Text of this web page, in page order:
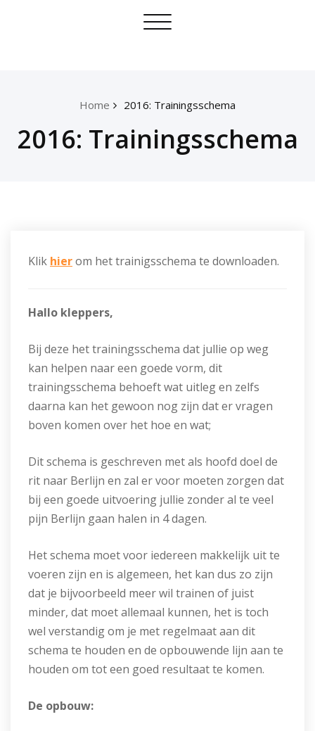
Toggle
Home 2016: Trainingsschema
2016: Trainingsschema
Klik hierom het trainigsschema te downloaden.
Hallo kleppers,
Bij deze het trainingsschema dat jullie op weg
kan helpen naar een goede vorm, dit
trainingsschema behoeft wat uitleg en zelfs
daarna kan het gewoon nog zijn dat er vragen
boven komen over het hoe en wat;
Dit schema is geschreven met als hoofd doel de
rit naar Berlijn en zal er voor moeten zorgen dat
bij een goede uitvoering jullie zonder al te veel
pijn Berlijn gaan halen in 4 dagen.
Het schema moet voor iedereen makkelijk uit te
voeren zijn en is algemeen, het kan dus zo zijn
dat je bijvoorbeeld meer wil trainen of juist
minder, dat moet allemaal kunnen, het is toch
wel verstandig om je met regelmaat aan dit
schema te houden en de opbouwende lijn aan te
houden om tot een goed resultaat te komen.
De opbouw: